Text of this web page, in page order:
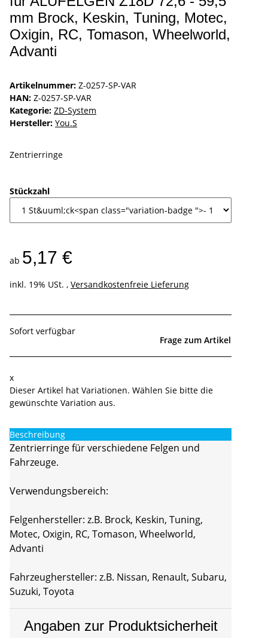
mm Brock, Keskin, Tuning, Motec,
Oxigin, RC, Tomason, Wheelworld,
Advanti
Artikelnummer: Z-0257-SP-VAR
HAN: Z-0257-SP-VAR
Kategorie: ZD-System
Hersteller: You.S
Zentrierringe
Stückzahl
ab 5,17 €
inkl. 19% USt. , Versandkostenfreie Lieferung
Sofort verfügbar
Frage zum Artikel
x
Dieser Artikel hat Variationen. Wählen Sie bitte die
gewünschte Variation aus.
Beschreibung
Zentrierringe für verschiedene Felgen und
Fahrzeuge.
Verwendungsbereich:
Felgenhersteller: z.B. Brock, Keskin, Tuning,
Motec, Oxigin, RC, Tomason, Wheelworld,
Advanti
Fahrzeughersteller: z.B. Nissan, Renault, Subaru,
Suzuki, Toyota
Angaben zur Produktsicherheit